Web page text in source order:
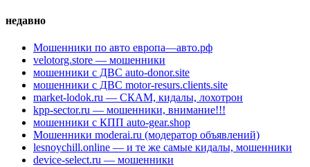
недавно
Мошенники по авто европа—авто.рф
velotorg.store — мошенники
мошенники с ДВС auto-donor.site
мошенники с ДВС motor-resurs.clients.site
market-lodok.ru — СКАМ, кидалы, лохотрон
kpp-sector.ru — мошенники, внимание!!!
мошенники с КПП auto-gear.shop
Мошенники moderai.ru (модератор объявлений)
lesnoychill.online — и те же самые кидалы, мошенники
device-select.ru — мошенники